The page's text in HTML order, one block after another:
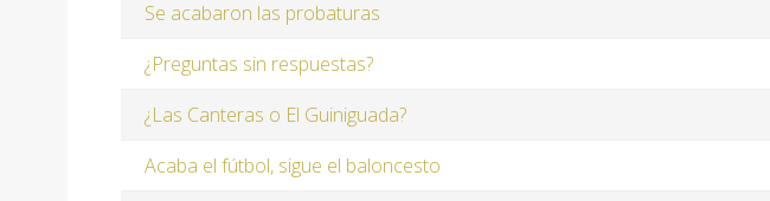
Se acabaron las probaturas
¿Preguntas sin respuestas?
¿Las Canteras o El Guiniguada?
Acaba el fútbol, sigue el baloncesto